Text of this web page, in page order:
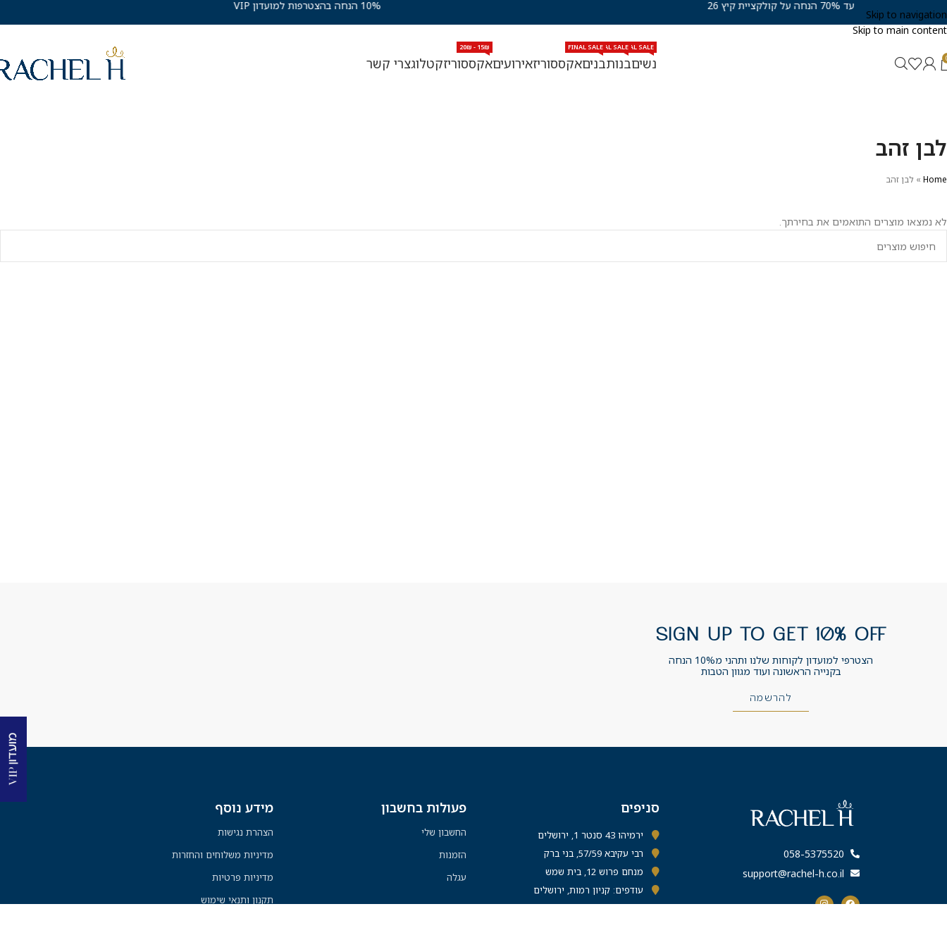
Skip to navigation
Skip to main content
נשים
FINAL SALE
בנות
FINAL SALE
בנים
FINAL SALE
אקססוריזאירועיםאקססוריז
15₪ - 20₪
קטלוגצרי קשר
לבן זהב
Home
» לבן זהב
לא נמצאו מוצרים התואמים את בחירתך.
SIGN UP TO GET 10% OFF
הצטרפי למועדון לקוחות שלנו ותהני מ10% הנחה
בקנייה הראשונה ועוד מגוון הטבות
להרשמה
058-5375520
support@rachel-h.co.il
סניפים
ירמיהו 43 סנטר 1, ירושלים
רבי עקיבא 57/59, בני ברק
מנחם פרוש 12, בית שמש
עודפים: קניון רמות, ירושלים
פעולות בחשבון
החשבון שלי
הזמנות
עגלה
מידע נוסף
הצהרת נגישות
מדיניות משלוחים והחזרות
מדיניות פרטיות
תקנון ותנאי שימוש
10% הנחה בהצטרפות למועדון VIP עד 70% הנחה על קולקציית קיץ 26